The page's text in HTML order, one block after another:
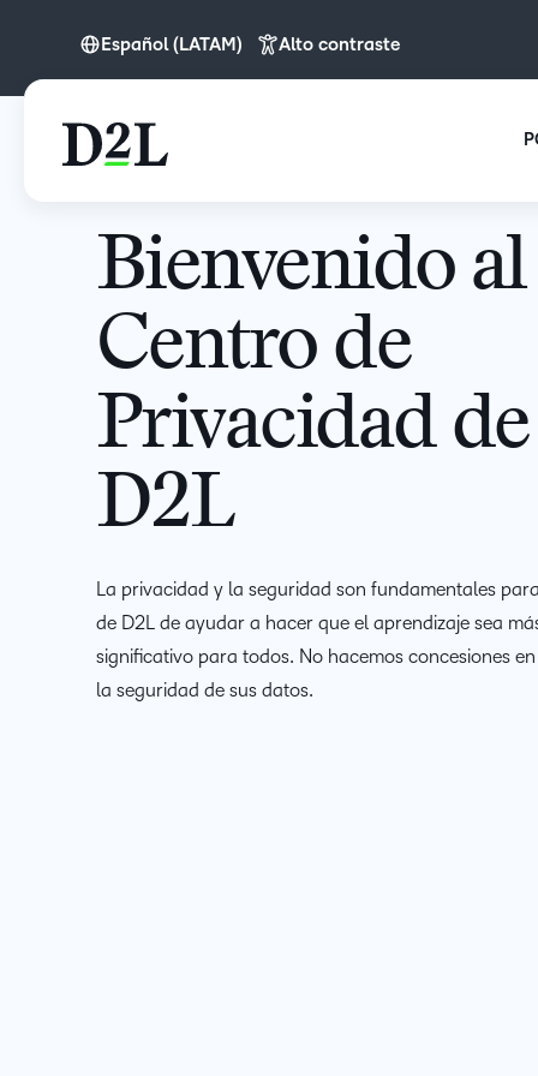
Español (LATAM)
Español (LATAM)
Alto contraste
Bienvenido al
Centro de
Privacidad de
D2L
La privacidad y la seguridad son fundamentales
de D2L de ayudar a hacer que el aprendizaje sea
significativo para todos. No hacemos concesiones
la seguridad de sus datos.